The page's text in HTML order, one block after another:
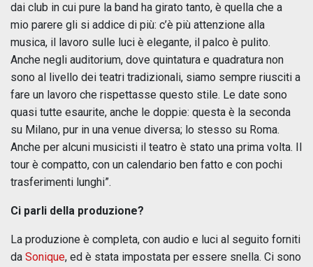
dai club in cui pure la band ha girato tanto, è quella che a
mio parere gli si addice di più: c’è più attenzione alla
musica, il lavoro sulle luci è elegante, il palco è pulito.
Anche negli auditorium, dove quintatura e quadratura non
sono al livello dei teatri tradizionali, siamo sempre riusciti a
fare un lavoro che rispettasse questo stile. Le date sono
quasi tutte esaurite, anche le doppie: questa è la seconda
su Milano, pur in una venue diversa; lo stesso su Roma.
Anche per alcuni musicisti il teatro è stato una prima volta. Il
tour è compatto, con un calendario ben fatto e con pochi
trasferimenti lunghi”.
Ci parli della produzione?
La produzione è completa, con audio e luci al seguito forniti
da Sonique, ed è stata impostata per essere snella. Ci sono